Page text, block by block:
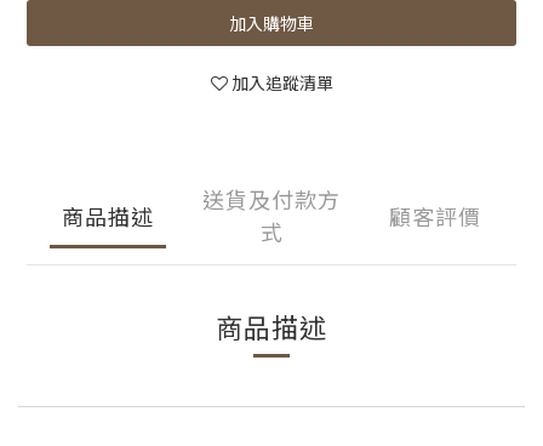
加入購物車
加入追蹤清單
商品描述
送貨及付款方
式
顧客評價
商品描述